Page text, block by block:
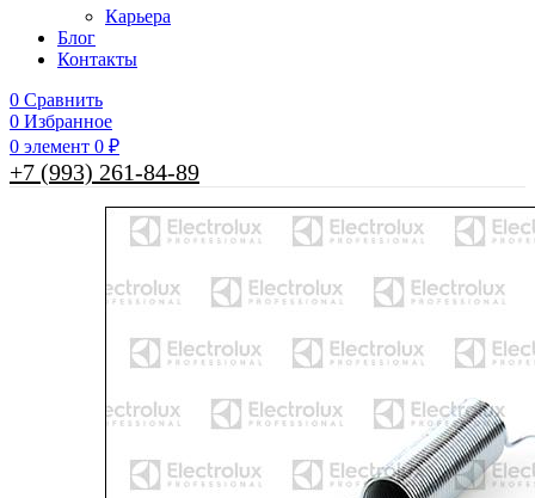
Карьера
Блог
Контакты
0 Сравнить
0 Избранное
0 элемент 0 ₽
+7 (993) 261-84-89